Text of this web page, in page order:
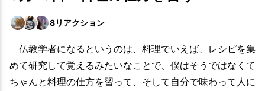
8リアクション
仏教学者になるというのは、料理でいえば、レシピを集
めて研究して覚えるみたいなことで、僕はそうではなくて
ちゃんと料理の仕方を習って、そして自分で味わって人に